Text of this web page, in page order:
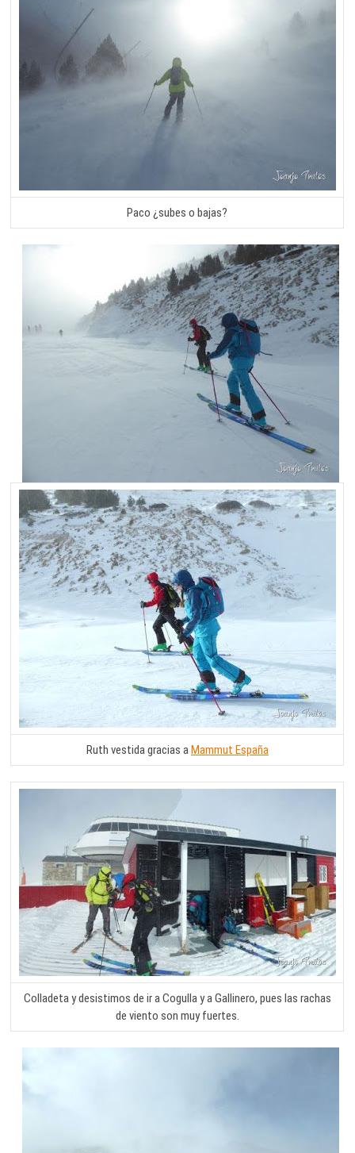
Paco ¿subes o bajas?
Ruth vestida gracias aMammut España
Colladeta y desistimos de ir a Cogulla y a Gallinero, pues las rachas
de viento son muy fuertes.